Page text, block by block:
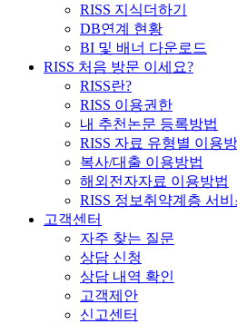
RISS 지식더하기
DB연계 현황
BI 및 배너 다운로드
RISS 처음 방문 이세요?
RISS란?
RISS 이용권한
내 추천논문 등록방법
RISS 자료 유형별 이용
복사/대출 이용방법
해외전자자료 이용방법
RISS 정보취약계층 서
고객센터
자주 찾는 질문
상담 신청
상담 내역 확인
고객제안
신고센터